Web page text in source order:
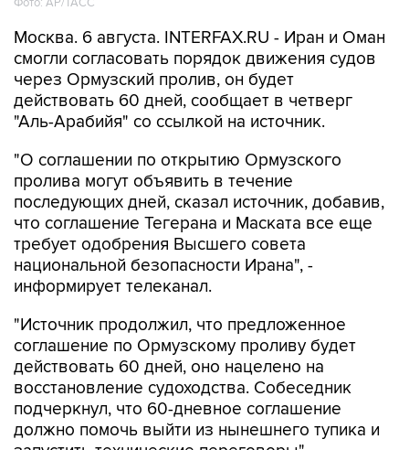
Москва. 6 августа. INTERFAX.RU - Иран и Оман
смогли согласовать порядок движения судов
через Ормузский пролив, он будет
действовать 60 дней, сообщает в четверг
"Аль-Арабийя" со ссылкой на источник.
"О соглашении по открытию Ормузского
пролива могут объявить в течение
последующих дней, сказал источник, добавив,
что соглашение Тегерана и Маската все еще
требует одобрения Высшего совета
национальной безопасности Ирана", -
информирует телеканал.
"Источник продолжил, что предложенное
соглашение по Ормузскому проливу будет
действовать 60 дней, оно нацелено на
восстановление судоходства. Собеседник
подчеркнул, что 60-дневное соглашение
должно помочь выйти из нынешнего тупика и